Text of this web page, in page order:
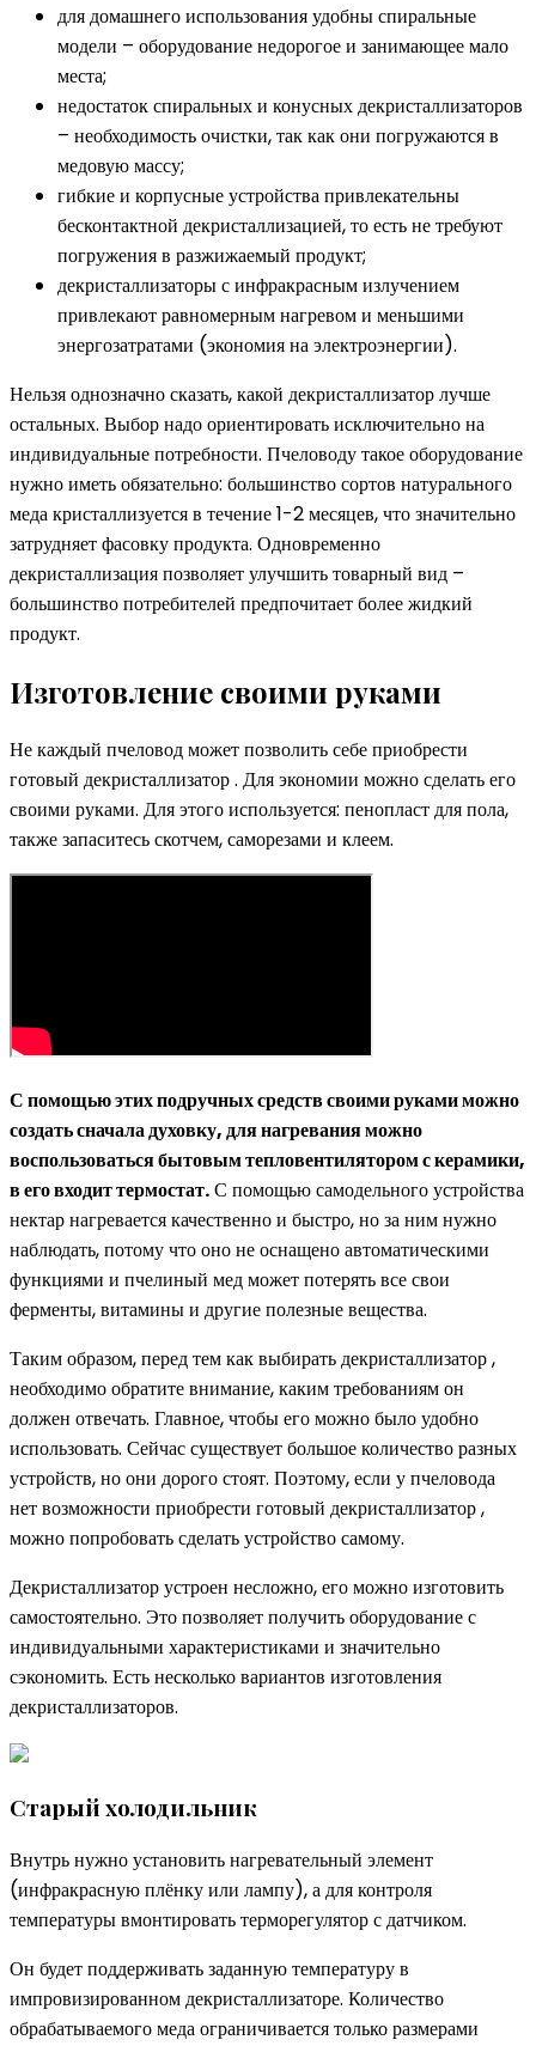
для домашнего использования удобны спиральные
модели – оборудование недорогое и занимающее мало
места;
недостаток спиральных и конусных декристаллизаторов
– необходимость очистки, так как они погружаются в
медовую массу;
гибкие и корпусные устройства привлекательны
бесконтактной декристаллизацией, то есть не требуют
погружения в разжижаемый продукт;
декристаллизаторы с инфракрасным излучением
привлекают равномерным нагревом и меньшими
энергозатратами (экономия на электроэнергии).
Нельзя однозначно сказать, какой декристаллизатор лучше
остальных. Выбор надо ориентировать исключительно на
индивидуальные потребности. Пчеловоду такое оборудование
нужно иметь обязательно: большинство сортов натурального
меда кристаллизуется в течение 1-2 месяцев, что значительно
затрудняет фасовку продукта. Одновременно
декристаллизация позволяет улучшить товарный вид –
большинство потребителей предпочитает более жидкий
продукт.
Изготовление своими руками
Не каждый пчеловод может позволить себе приобрести
готовый декристаллизатор . Для экономии можно сделать его
своими руками. Для этого используется: пенопласт для пола,
также запаситесь скотчем, саморезами и клеем.
С помощью этих подручных средств своими руками можно
создать сначала духовку, для нагревания можно
воспользоваться бытовым тепловентилятором с керамики,
в его входит термостат.С помощью самодельного устройства
нектар нагревается качественно и быстро, но за ним нужно
наблюдать, потому что оно не оснащено автоматическими
функциями и пчелиный мед может потерять все свои
ферменты, витамины и другие полезные вещества.
Таким образом, перед тем как выбирать декристаллизатор ,
необходимо обратите внимание, каким требованиям он
должен отвечать. Главное, чтобы его можно было удобно
использовать. Сейчас существует большое количество разных
устройств, но они дорого стоят. Поэтому, если у пчеловода
нет возможности приобрести готовый декристаллизатор ,
можно попробовать сделать устройство самому.
Декристаллизатор устроен несложно, его можно изготовить
самостоятельно. Это позволяет получить оборудование с
индивидуальными характеристиками и значительно
сэкономить. Есть несколько вариантов изготовления
декристаллизаторов.
Старый холодильник
Внутрь нужно установить нагревательный элемент
(инфракрасную плёнку или лампу), а для контроля
температуры вмонтировать терморегулятор с датчиком.
Он будет поддерживать заданную температуру в
импровизированном декристаллизаторе. Количество
обрабатываемого меда ограничивается только размерами